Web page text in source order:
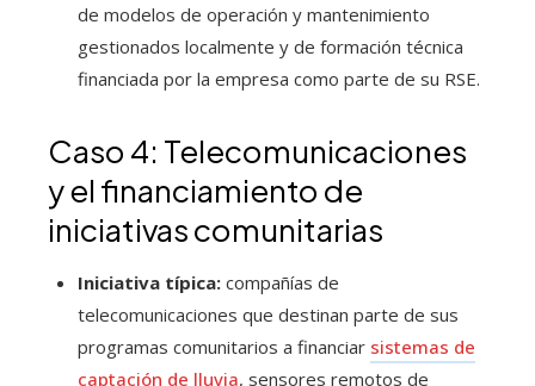
de modelos de operación y mantenimiento
gestionados localmente y de formación técnica
financiada por la empresa como parte de su RSE.
Caso 4: Telecomunicaciones
y el financiamiento de
iniciativas comunitarias
Iniciativa típica: compañías de
telecomunicaciones que destinan parte de sus
programas comunitarios a financiar sistemas de
captación de lluvia, sensores remotos de